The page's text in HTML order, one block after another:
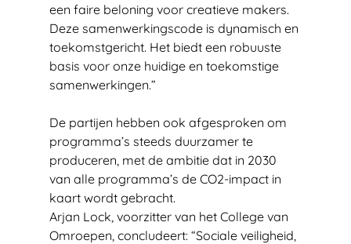
een faire beloning voor creatieve makers.
Deze samenwerkingscode is dynamisch en
toekomstgericht. Het biedt een robuuste
basis voor onze huidige en toekomstige
samenwerkingen.”
De partijen hebben ook afgesproken om
programma’s steeds duurzamer te
produceren, met de ambitie dat in 2030
van alle programma’s de CO2-impact in
kaart wordt gebracht.
Arjan Lock, voorzitter van het College van
Omroepen, concludeert: “Sociale veiligheid,